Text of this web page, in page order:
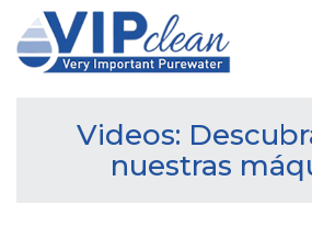
Videos:
nuestras